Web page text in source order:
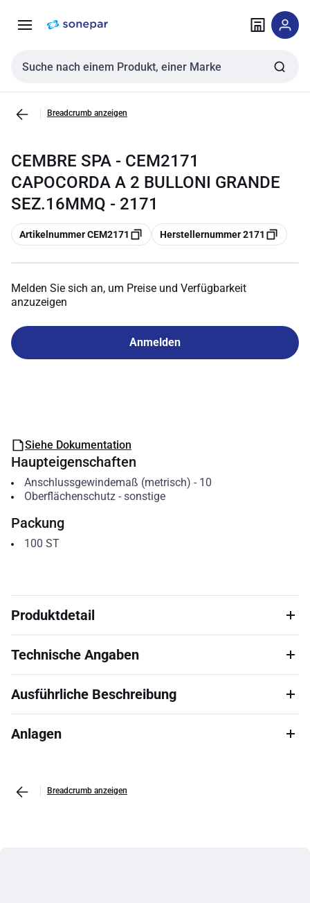
NavigationInhalt
Sucheingabe
Breadcrumb anzeigen
CEMBRE SPA - CEM2171
CAPOCORDA A 2 BULLONI GRANDE
SEZ.16MMQ - 2171
Kopieren
Artikelnummer CEM2171 Kopieren
Herstellernummer 2171
Melden Sie sich an, um Preise und Verfügbarkeit
anzuzeigen
Anmelden
Siehe Dokumentation
Haupteigenschaften
Anschlussgewindemaß (metrisch) - 10
Oberflächenschutz- sonstige
Packung
100 ST
Produktdetail
Technische Angaben
Ausführliche Beschreibung
Anlagen
Breadcrumb anzeigen